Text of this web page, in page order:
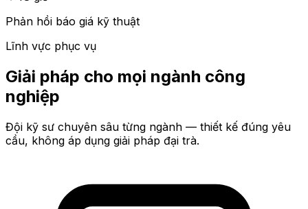
Phản hồi báo giá kỹ thuật
Lĩnh vực phục vụ
Giải pháp cho mọi ngành công
nghiệp
Đội kỹ sư chuyên sâu từng ngành — thiết kế đúng yêu
cầu, không áp dụng giải pháp đại trà.